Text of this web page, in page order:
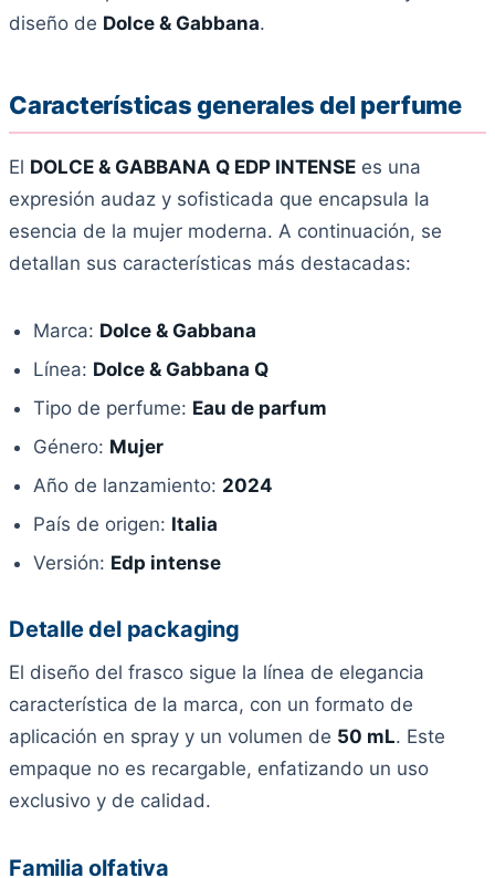
diseño de Dolce & Gabbana.
Características generales del perfume
El DOLCE & GABBANA Q EDP INTENSE es una
expresión audaz y sofisticada que encapsula la
esencia de la mujer moderna. A continuación, se
detallan sus características más destacadas:
Marca: Dolce & Gabbana
Línea: Dolce & Gabbana Q
Tipo de perfume: Eau de parfum
Género: Mujer
Año de lanzamiento: 2024
País de origen: Italia
Versión: Edp intense
Detalle del packaging
El diseño del frasco sigue la línea de elegancia
característica de la marca, con un formato de
aplicación en spray y un volumen de 50 mL. Este
empaque no es recargable, enfatizando un uso
exclusivo y de calidad.
Familia olfativa